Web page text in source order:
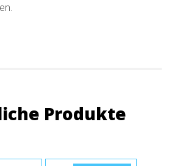
Produkte